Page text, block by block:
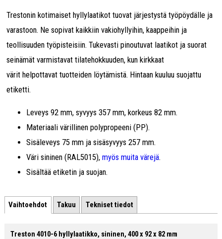
Trestonin kotimaiset hyllylaatikot tuovat järjestystä työpöydälle ja
varastoon. Ne sopivat kaikkiin vakiohyllyihin, kaappeihin ja
teollisuuden työpisteisiin. Tukevasti pinoutuvat laatikot ja suorat
seinämät varmistavat tilatehokkuuden, kun kirkkaat
värit helpottavat tuotteiden löytämistä. Hintaan kuuluu suojattu
etiketti.
Leveys 92 mm, syvyys 357 mm, korkeus 82 mm.
Materiaali värillinen polypropeeni (PP).
Sisäleveys 75 mm ja sisäsyvyys 257 mm.
Väri sininen (RAL5015),myös muita värejä.
Sisältää etiketin ja suojan.
Vaihtoehdot Takuu Tekniset tiedot
Treston 4010-6 hyllylaatikko, sininen, 400 x 92 x 82 mm